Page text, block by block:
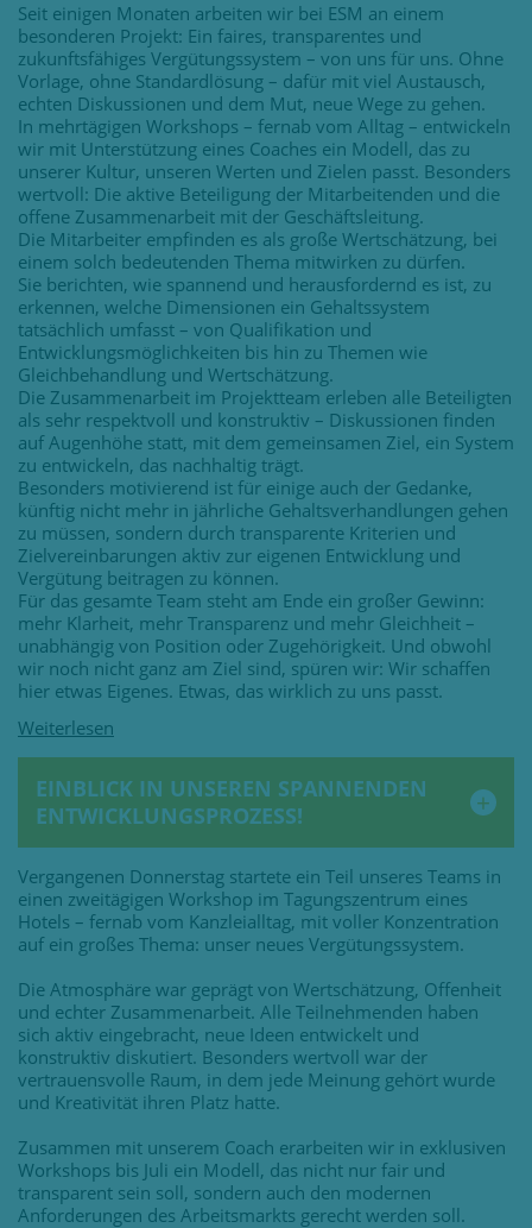
Seit einigen Monaten arbeiten wir bei ESM an einem
besonderen Projekt: Ein faires, transparentes und
zukunftsfähiges Vergütungssystem – von uns für uns. Ohne
Vorlage, ohne Standardlösung – dafür mit viel Austausch,
echten Diskussionen und dem Mut, neue Wege zu gehen.
In mehrtägigen Workshops – fernab vom Alltag – entwickeln
wir mit Unterstützung eines Coaches ein Modell, das zu
unserer Kultur, unseren Werten und Zielen passt. Besonders
wertvoll: Die aktive Beteiligung der Mitarbeitenden und die
offene Zusammenarbeit mit der Geschäftsleitung.
Die Mitarbeiter empfinden es als große Wertschätzung, bei
einem solch bedeutenden Thema mitwirken zu dürfen.
Sie berichten, wie spannend und herausfordernd es ist, zu
erkennen, welche Dimensionen ein Gehaltssystem
tatsächlich umfasst – von Qualifikation und
Entwicklungsmöglichkeiten bis hin zu Themen wie
Gleichbehandlung und Wertschätzung.
Die Zusammenarbeit im Projektteam erleben alle Beteiligten
als sehr respektvoll und konstruktiv – Diskussionen finden
auf Augenhöhe statt, mit dem gemeinsamen Ziel, ein System
zu entwickeln, das nachhaltig trägt.
Besonders motivierend ist für einige auch der Gedanke,
künftig nicht mehr in jährliche Gehaltsverhandlungen gehen
zu müssen, sondern durch transparente Kriterien und
Zielvereinbarungen aktiv zur eigenen Entwicklung und
Vergütung beitragen zu können.
Für das gesamte Team steht am Ende ein großer Gewinn:
mehr Klarheit, mehr Transparenz und mehr Gleichheit –
unabhängig von Position oder Zugehörigkeit. Und obwohl
wir noch nicht ganz am Ziel sind, spüren wir: Wir schaffen
hier etwas Eigenes. Etwas, das wirklich zu uns passt.
EINBLICK IN UNSEREN SPANNENDEN
ENTWICKLUNGSPROZESS!
Vergangenen Donnerstag startete ein Teil unseres Teams in
einen zweitägigen Workshop im Tagungszentrum eines
Hotels – fernab vom Kanzleialltag, mit voller Konzentration
auf ein großes Thema: unser neues Vergütungssystem.
Die Atmosphäre war geprägt von Wertschätzung, Offenheit
und echter Zusammenarbeit. Alle Teilnehmenden haben
sich aktiv eingebracht, neue Ideen entwickelt und
konstruktiv diskutiert. Besonders wertvoll war der
vertrauensvolle Raum, in dem jede Meinung gehört wurde
und Kreativität ihren Platz hatte.
Zusammen mit unserem Coach erarbeiten wir in exklusiven
Workshops bis Juli ein Modell, das nicht nur fair und
transparent sein soll, sondern auch den modernen
Anforderungen des Arbeitsmarkts gerecht werden soll.